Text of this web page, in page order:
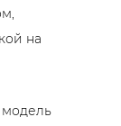
на
модель